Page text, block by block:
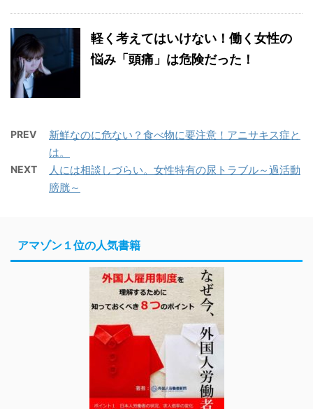
軽く考えてはいけない！働く女性の
悩み「頭痛」は危険だった！
PREV
新鮮なのに危ない？食べ物に要注意！アニサキス症と
は。
NEXT
人には相談しづらい。女性特有の尿トラブル～過活動
膀胱～
アマゾン１位の人気書籍